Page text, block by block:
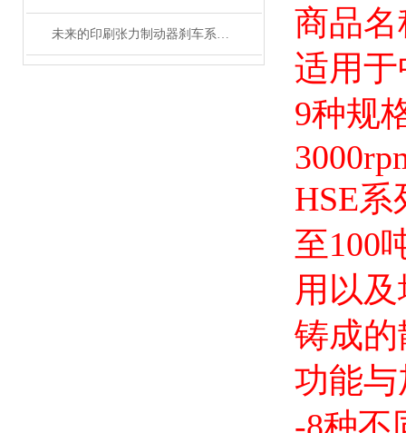
未来的印刷张力制动器刹车系统将更加智能化、自动化
商品
适用
9种规
HSE
至100
用以
铸成
功能